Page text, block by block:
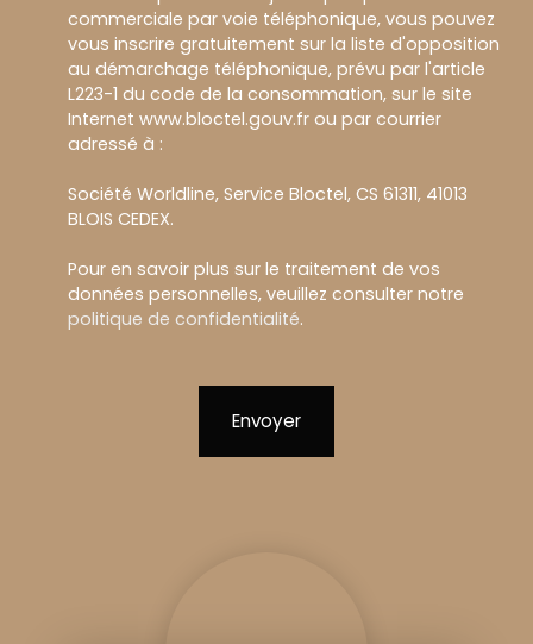
commerciale par voie téléphonique, vous pouvez
vous inscrire gratuitement sur la liste d'opposition
au démarchage téléphonique, prévu par l'article
L223-1 du code de la consommation, sur le site
Internet www.bloctel.gouv.fr ou par courrier
adressé à :
Société Worldline, Service Bloctel, CS 61311, 41013
BLOIS CEDEX.
Pour en savoir plus sur le traitement de vos
données personnelles, veuillez consulter notre
politique de confidentialité.
Envoyer